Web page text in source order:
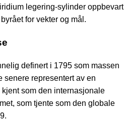
legering-sylinder oppbevart
for vekter og mål.
definert i 1795 som massen
senere representert av en
som den internasjonale
som tjente som den globale